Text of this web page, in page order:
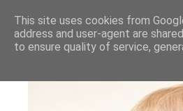
This site uses cookies from
address and user-agent are
to ensure quality of service,